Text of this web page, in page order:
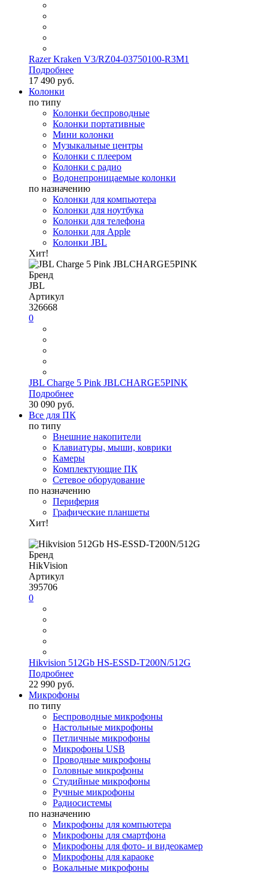
Razer Kraken V3/RZ04-03750100-R3M1
Подробнее
17 490 руб.
Колонки
по типу
Колонки беспроводные
Колонки портативные
Мини колонки
Музыкальные центры
Колонки с плеером
Колонки с радио
Водонепроницаемые колонки
по назначению
Колонки для компьютера
Колонки для ноутбука
Колонки для телефона
Колонки для Apple
Колонки JBL
Хит!
Бренд
JBL
Артикул
326668
0
JBL Charge 5 Pink JBLCHARGE5PINK
Подробнее
30 090 руб.
Все для ПК
по типу
Внешние накопители
Клавиатуры, мыши, коврики
Камеры
Комплектующие ПК
Сетевое оборудование
по назначению
Периферия
Графические планшеты
Хит!
Бренд
HikVision
Артикул
395706
0
Hikvision 512Gb HS-ESSD-T200N/512G
Подробнее
22 990 руб.
Микрофоны
по типу
Беспроводные микрофоны
Настольные микрофоны
Петличные микрофоны
Микрофоны USB
Проводные микрофоны
Головные микрофоны
Студийные микрофоны
Ручные микрофоны
Радиосистемы
по назначению
Микрофоны для компьютера
Микрофоны для смартфона
Микрофоны для фото- и видеокамер
Микрофоны для караоке
Вокальные микрофоны